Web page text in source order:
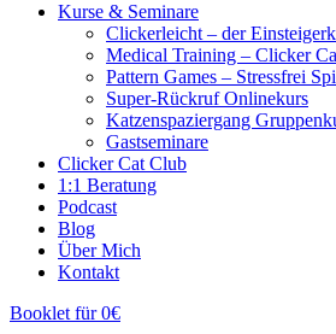
Kurse & Seminare
Clickerleicht – der
Medical Training – Clicker
Pattern Games – Stressfrei
Super-Rückruf Onlinekurs
Katzenspaziergang
Gastseminare
Clicker Cat Club
1:1 Beratung
Podcast
Blog
Über Mich
Kontakt
Booklet für 0€